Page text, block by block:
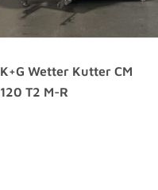
K+G Wetter Kutter CM
120 T2 M-R